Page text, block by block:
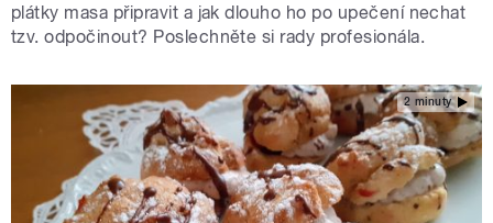
plátky masa připravit a jak dlouho ho po upečení nechat
tzv. odpočinout? Poslechněte si rady profesionála.
2 minuty